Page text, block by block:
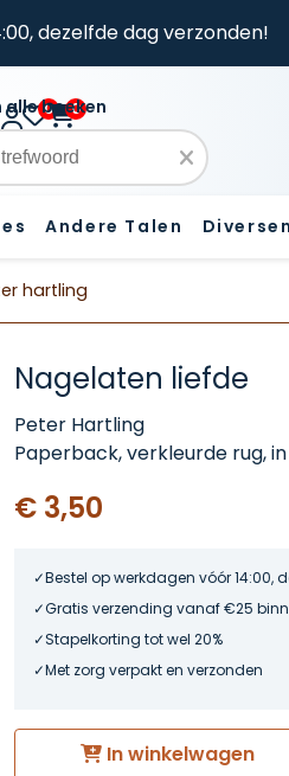
dezelfde dag verzonden!
0 0
alle boeken
Andere Talen Diversen
hartling
Nagelaten liefde
Peter Hartling
Paperback, verkleurde rug,
€ 3,50
Bestel op werkdagen vóór 14:00,
Gratis verzending vanaf €25
Stapelkorting tot wel 20%
Met zorg verpakt en verzonden
In winkelwagen